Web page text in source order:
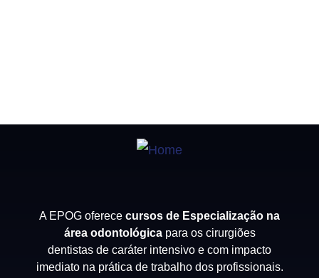
A EPOG oferece cursos de Especialização na
área odontológica para os cirurgiões
dentistas de caráter intensivo e com impacto
imediato na prática de trabalho dos profissionais.